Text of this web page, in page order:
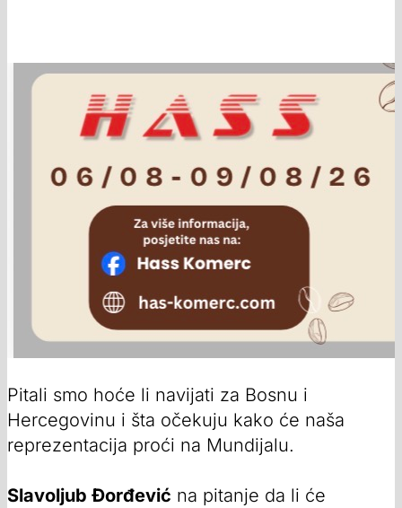
Pitali smo hoće li navijati za Bosnu i
Hercegovinu i šta očekuju kako će naša
reprezentacija proći na Mundijalu.
Slavoljub Đorđević na pitanje da li će